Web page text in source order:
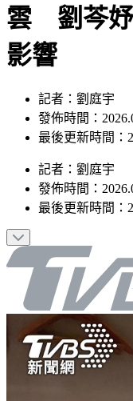
雲 劉芩妤
影響
記者：劉庭宇
發佈時間：
最後更新時間：
記者 ： 劉庭宇
發佈時間：
最後更新時間：